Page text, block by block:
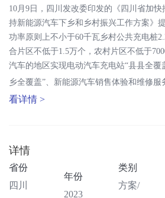
10月9日，四川发改委印发的《四川省加
持新能源汽车下乡和乡村振兴工作方案》
功率原则上不小于60千瓦乡村公共充电桩
合片区不低于1.5万个，农村片区不低于
汽车的地区实现电动汽车充电站“县县全覆
乡全覆盖”、新能源汽车销售体验和维修服
看详情 >
详情
省份
四川
年份
2023
类别
方案/